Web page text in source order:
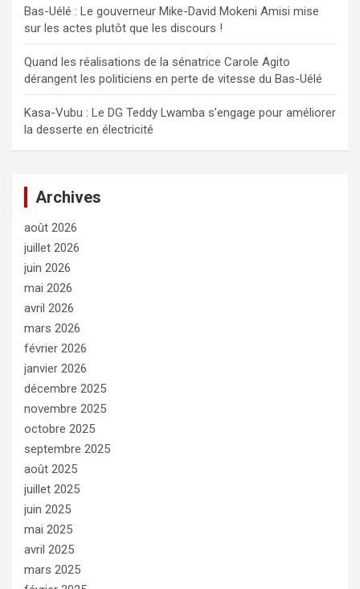
Bas-Uélé : Le gouverneur Mike-David Mokeni Amisi mise
sur les actes plutôt que les discours !
Quand les réalisations de la sénatrice Carole Agito
dérangent les politiciens en perte de vitesse du Bas-Uélé
Kasa-Vubu : Le DG Teddy Lwamba s’engage pour améliorer
la desserte en électricité
Archives
août 2026
juillet 2026
juin 2026
mai 2026
avril 2026
mars 2026
février 2026
janvier 2026
décembre 2025
novembre 2025
octobre 2025
septembre 2025
août 2025
juillet 2025
juin 2025
mai 2025
avril 2025
mars 2025